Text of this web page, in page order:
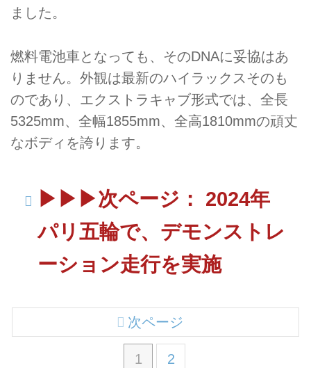
ました。
燃料電池車となっても、そのDNAに妥協はあ
りません。外観は最新のハイラックスそのも
のであり、エクストラキャブ形式では、全長
5325mm、全幅1855mm、全高1810mmの頑丈
なボディを誇ります。
▶▶▶次ページ： 2024年
パリ五輪で、デモンストレ
ーション走行を実施
1 2
次ページ